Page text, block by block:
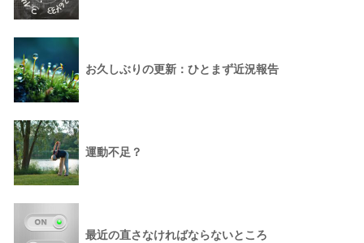
お久しぶりの更新：ひとまず近況報告
運動不足？
最近の直さなければならないところ